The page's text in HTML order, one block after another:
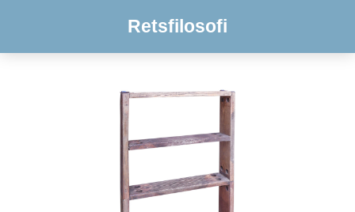
Retsfilosofi